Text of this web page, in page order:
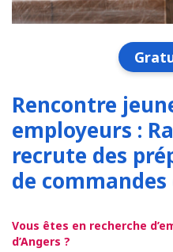
Rencontre
employeurs :
recrute des
de commandes
Vous êtes en recherche
d’Angers ?